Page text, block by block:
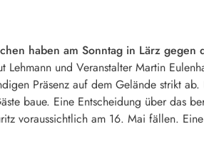
haben am Sonntag in Lärz gegen
Lehmann und Veranstalter Martin
Präsenz auf dem Gelände strikt
baue. Eine Entscheidung über das
voraussichtlich am 16. Mai fällen.